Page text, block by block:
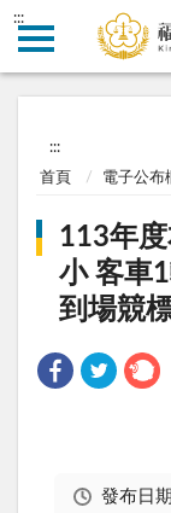
:::
:::
首頁 電子公布
113年
小 客車
到場競
發布日